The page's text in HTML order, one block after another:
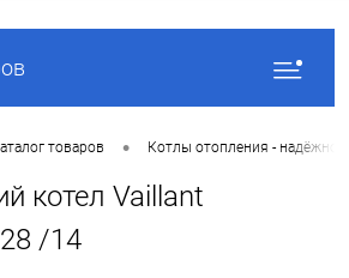
товаров • Котлы отопления -
котел Vaillant
/14